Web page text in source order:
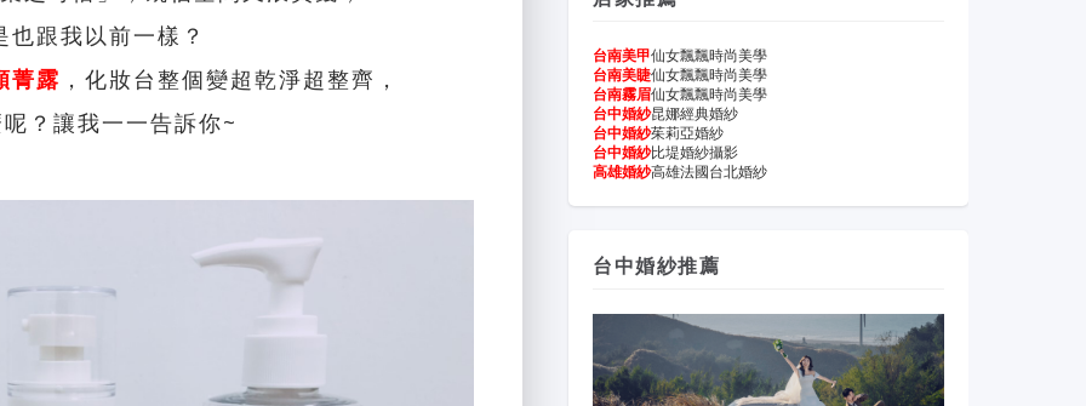
也跟我以前一樣？
菁露 ，化妝台整個變超乾淨超整齊，
？讓我一一告訴你~
台南美甲仙女飄飄時尚美學
台南美睫仙女飄飄時尚美學
台南霧眉仙女飄飄時尚美學
台中婚紗昆娜經典婚紗
台中婚紗茱莉亞婚紗
台中婚紗比堤婚紗攝影
高雄婚紗高雄法國台北婚紗
台中婚紗推薦